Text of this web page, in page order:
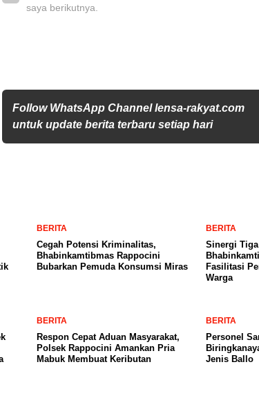
saya berikutnya.
Follow WhatsApp Channel lensa-rakyat.com
untuk update berita terbaru setiap hari
BERITA
Cegah Potensi Kriminalitas,
Bhabinkamtibmas Rappocini
Bubarkan Pemuda Konsumsi Miras
BERITA
Sinergi
Fasilitasi
Warga
BERITA
Respon Cepat Aduan Masyarakat,
Polsek Rappocini Amankan Pria
Mabuk Membuat Keributan
BERITA
Personel
Jenis Ballo